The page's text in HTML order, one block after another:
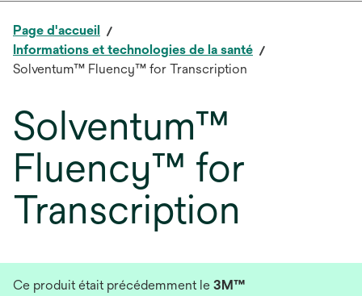
Page d'accueil
Informations et technologies de la santé
Solventum™ Fluency™ for Transcription
Solventum™
Fluency™ for
Transcription
Ce produit était précédemment le 3M™